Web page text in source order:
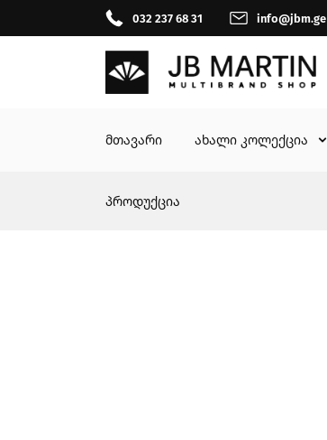
032 237 68 31 info@jbm.ge
მთავარი ახალი კოლექცია
პროდუქცია